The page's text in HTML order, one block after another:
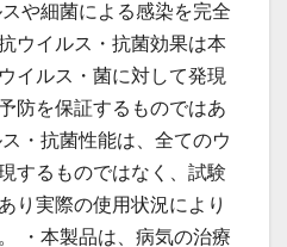
や細菌による感染を完全
ウイルス・抗菌効果は本
イルス・菌に対して発現
防を保証するものではあ
・抗菌性能は、全てのウ
するものではなく、試験
り実際の使用状況により
・本製品は、病気の治療